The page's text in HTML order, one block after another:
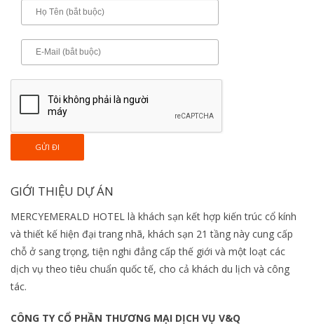
GIỚI THIỆU DỰ ÁN
MERCYEMERALD HOTEL là khách sạn kết hợp kiến ​​trúc cổ kính
và thiết kế hiện đại trang nhã, khách sạn 21 tầng này cung cấp
chỗ ở sang trọng, tiện nghi đẳng cấp thế giới và một loạt các
dịch vụ theo tiêu chuẩn quốc tế, cho cả khách du lịch và công
tác.
CÔNG TY CỔ PHẦN THƯƠNG MẠI DỊCH VỤ V&Q